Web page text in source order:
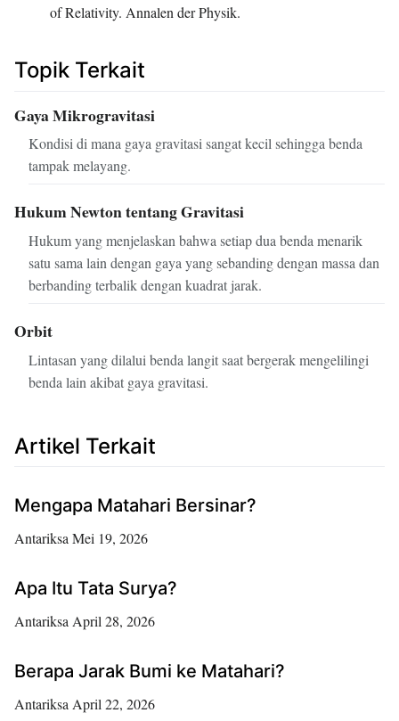
of Relativity. Annalen der Physik.
Topik Terkait
Gaya Mikrogravitasi
Kondisi di mana gaya gravitasi sangat kecil sehingga benda
tampak melayang.
Hukum Newton tentang Gravitasi
Hukum yang menjelaskan bahwa setiap dua benda menarik
satu sama lain dengan gaya yang sebanding dengan massa dan
berbanding terbalik dengan kuadrat jarak.
Orbit
Lintasan yang dilalui benda langit saat bergerak mengelilingi
benda lain akibat gaya gravitasi.
Artikel Terkait
Mengapa Matahari Bersinar?
AntariksaMei 19, 2026
Apa Itu Tata Surya?
AntariksaApril 28, 2026
Berapa Jarak Bumi ke Matahari?
AntariksaApril 22, 2026